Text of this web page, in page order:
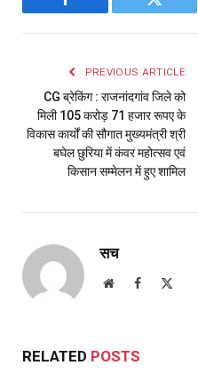
Facebook Twitter
PREVIOUS ARTICLE
CG ब्रेकिंग : राजनांदगांव जिले को
मिली 105 करोड़ 71 हजार रूपए के
विकास कार्यों की सौगात मुख्यमंत्री श्री
बघेल छुरिया में कंवर महोत्सव एवं
किसान सम्मेलन में हुए शामिल
सच
WebsiteFacebook
RELATED POSTS